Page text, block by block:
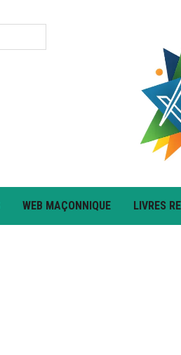
WEB MAÇONNIQUE LIVRES